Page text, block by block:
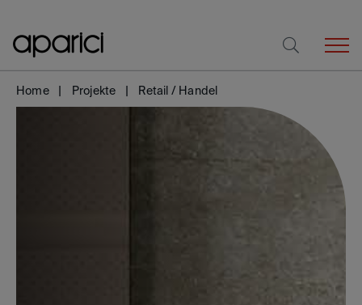
Home Projekte Retail / Handel